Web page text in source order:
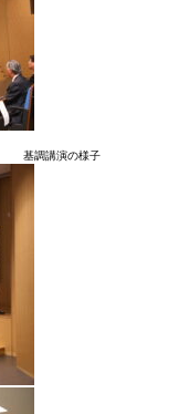
様子